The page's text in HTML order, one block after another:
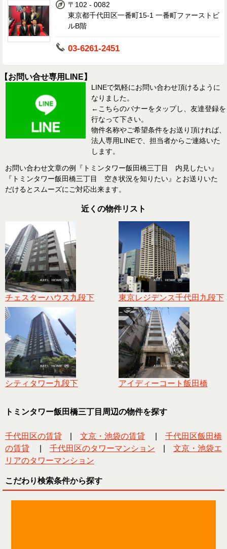
〒102 - 0082
東京都千代田区一番町15-1 一番町ファーストビ
ルB階
03-6261-2451
【お問い合せ専用LINE】
LINEで気軽にお問い合わせ頂けるように
なりました。
←こちらのバナーをタップし、友達登録を
行なって下さい。
物件名称やご希望条件をお送り頂ければ、
法人専用LINEで、担当者からご連絡いた
します。
お問い合わせ文章の例『トミンタワー飯田橋三丁目 内見したい』
『トミンタワー飯田橋三丁目 空き状況を知りたい』とお送りいた
だけるとスムーズにご対応出来ます。
近くの物件リスト
チェスターハウス九段下 東京レジデンス千代田九段下
シティタワー九段下 アイディーコート飯田橋
トミンタワー飯田橋三丁目周辺の物件を探す
千代田区の賃貸 文京・池袋の賃貸
千代田区飯田橋
の賃貸
千代田区のタワーマンション
文京・池袋エ
リアのタワーマンション
こだわり検索条件から探す